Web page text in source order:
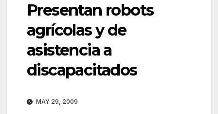
Presentan robots
agrícolas y de
asistencia a
discapacitados
MAY 29, 2009